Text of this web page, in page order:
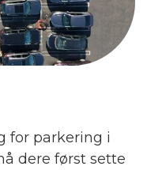
for parkering i
dere først sette